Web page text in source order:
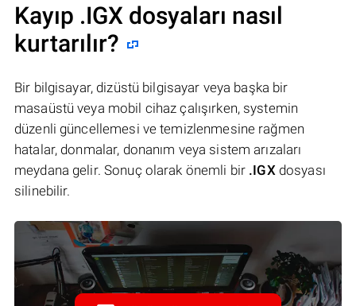
Kayıp .IGX dosyaları nasıl
kurtarılır?
Bir bilgisayar, dizüstü bilgisayar veya başka bir
masaüstü veya mobil cihaz çalışırken, systemin
düzenli güncellemesi ve temizlenmesine rağmen
hatalar, donmalar, donanım veya sistem arızaları
meydana gelir. Sonuç olarak önemli bir .IGX dosyası
silinebilir.